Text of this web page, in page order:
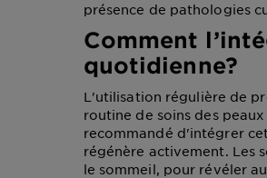
présence de pathologies
Comment
quotidienne?
L'utilisation régulière de
routine de soins des
recommandé d'intégrer
régénère activement. Les
le sommeil, pour révéler